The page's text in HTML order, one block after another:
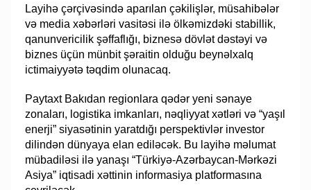
Layihə çərçivəsində aparılan çəkilişlər, müsahibələr
və media xəbərləri vasitəsi ilə ölkəmizdəki stabillik,
qanunvericilik şəffaflığı, biznesə dövlət dəstəyi və
biznes üçün münbit şəraitin olduğu beynəlxalq
ictimaiyyətə təqdim olunacaq.
Paytaxt Bakıdan regionlara qədər yeni sənaye
zonaları, logistika imkanları, nəqliyyat xətləri və “yaşıl
enerji” siyasətinin yaratdığı perspektivlər investor
dilindən dünyaya elan ediləcək. Bu layihə məlumat
mübadiləsi ilə yanaşı “Türkiyə-Azərbaycan-Mərkəzi
Asiya” iqtisadi xəttinin informasiya platformasına